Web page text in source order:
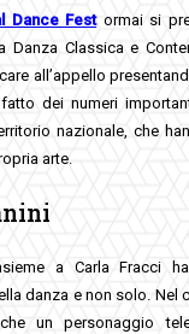
Dance Festormai si
Danza Classica e
all’appello
dei numeri
nazionale, che
arte.
a Carla Fracci
danza e non solo. Nel
un personaggio